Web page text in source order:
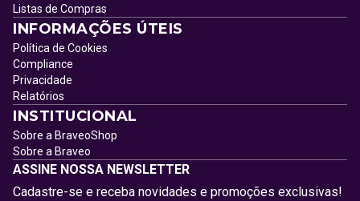
Listas de Compras
INFORMAÇÕES ÚTEIS
Política de Cookies
Compliance
Privacidade
Relatórios
INSTITUCIONAL
Sobre a BraveoShop
Sobre a Braveo
ASSINE NOSSA NEWSLETTER
Cadastre-se e receba novidades e promoções exclusivas!